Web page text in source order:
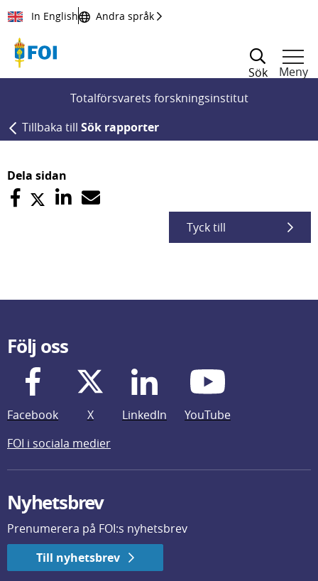
Till innehållet
In English Andra språk
Sök
Meny
Totalförsvarets forskningsinstitut
Tillbaka till Sök rapporter
Dela sidan
Tyck till
Följ oss
Facebook X LinkedIn
YouTube
FOI i sociala medier
Nyhetsbrev
Prenumerera på FOI:s nyhetsbrev
Till nyhetsbrev